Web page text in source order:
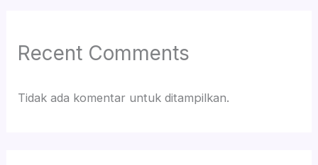
Recent Comments
Tidak ada komentar untuk ditampilkan.